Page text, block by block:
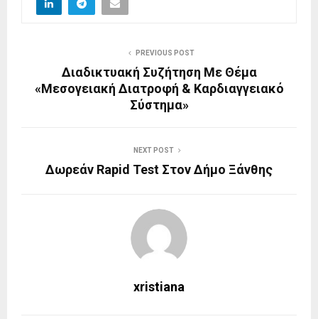
PREVIOUS POST
Διαδικτυακή Συζήτηση Με Θέμα
«Μεσογειακή Διατροφή & Καρδιαγγειακό
Σύστημα»
NEXT POST
Δωρεάν Rapid Test Στον Δήμο Ξάνθης
xristiana